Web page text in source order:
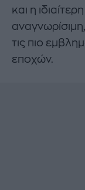
και η
τις πιο
εποχών.